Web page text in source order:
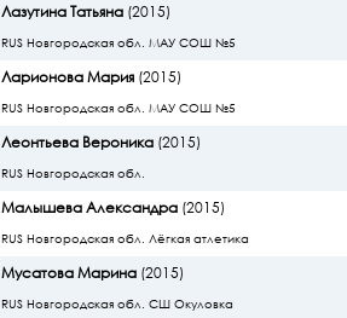
Лазутина Татьяна(2015)
RUS Новгородская обл. МАУ СОШ №5
Ларионова Мария(2015)
RUS Новгородская обл. МАУ СОШ №5
Леонтьева Вероника(2015)
RUS Новгородская обл.
Малышева Александра(2015)
RUS Новгородская обл. Лёгкая атлетика
Мусатова Марина(2015)
RUS Новгородская обл. СШ Окуловка